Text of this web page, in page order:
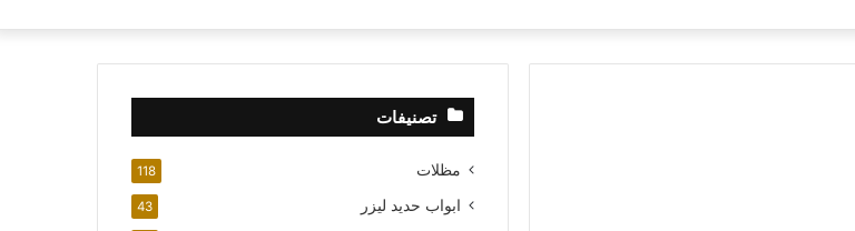
تصنيفات
مظلات 118
ابواب حديد ليزر 43